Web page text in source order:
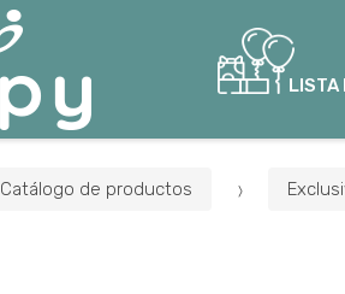
LISTA
Catálogo de productos